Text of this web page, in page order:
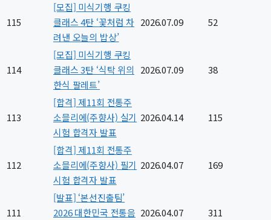
115
[모집] 미식기행 쿠킹
클래스 4탄 ‘꽃처럼 차
려낸 오늘의 밥상’
2026.07.09 52
114
[모집] 미식기행 쿠킹
클래스 3탄 ‘식탁 위의
한식 팔레트’
2026.07.09 38
113
[합격] 제11회 전통주
소믈리에(주향사) 실기
시험 합격자 발표
2026.04.14 115
112
[합격] 제11회 전통주
소믈리에(주향사) 필기
시험 합격자 발표
2026.04.07 169
111
[발표] ‘본선진출팀’
2026 대한민국 전통음 2026.04.07 311